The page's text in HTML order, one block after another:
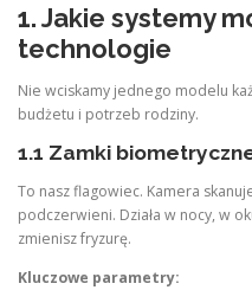
1. Jakie systemy
technologie
Nie wciskamy jednego modelu
budżetu i potrzeb rodziny.
1.1 Zamki
To nasz flagowiec. Kamera
podczerwieni. Działa w nocy, w
zmienisz fryzurę.
Kluczowe parametry: